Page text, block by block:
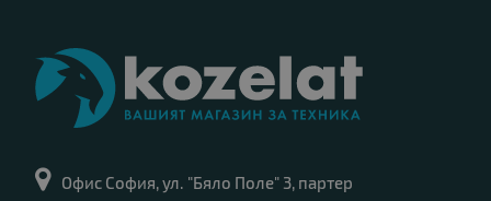
Офис София, ул. "Бяло Поле" 3, партер